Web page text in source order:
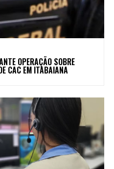
OPERAÇÃO SOBRE
CAC EM ITABAIANA